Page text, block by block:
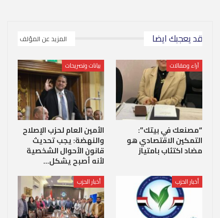
قد يعجبك ايضا المزيد عن المؤلف
آراء ومقالات
“مصنعك في بيتك”:
التمكين الاقتصادي هو
مضاد اكتئاب بامتياز
بيانات وتصريحات
الأمين العام لحزب الإصلاح
والنهضة: يجب تحديث
قانون الأحوال الشخصية
لأنه أصبح يشكل…
أخبار الحزب أخبار الحزب